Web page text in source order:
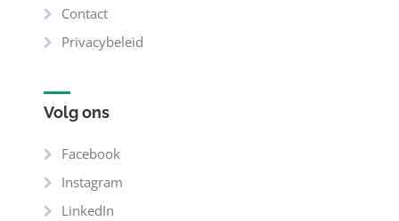
Contact
Privacybeleid
Volg ons
Facebook
Instagram
LinkedIn